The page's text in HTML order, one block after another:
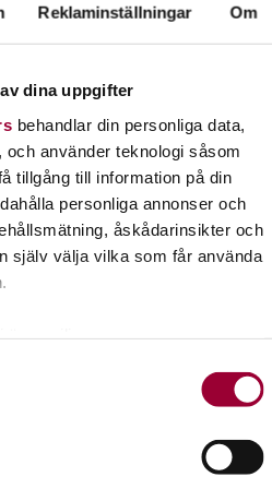
Reklaminställningar Om
dina uppgifter
behandlar din personliga data,
använder teknologi såsom
tillgång till information på din
personliga annonser och
åskådarinsikter och
själv välja vilka som får använda
på upp till flera meter
personliga uppgifter behandlas
Nilsson
Folkbildningsutvecklare
Kultur
e-post
557 87 55
ännu bättre. Lär dig mer